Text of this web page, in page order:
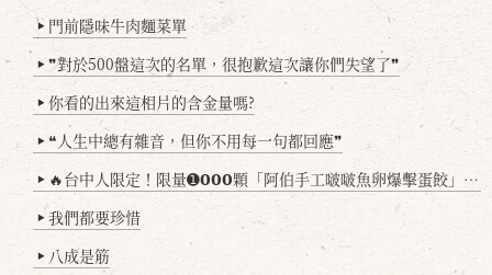
▶ 門前隱味牛肉麵菜單
▶ ❞對於500盤這次的名單，很抱歉這次讓你們失望了❞
▶ 你看的出來這相片的含金量嗎?
▶ ❝人生中總有雜音，但你不用每一句都回應❞
▶ 🔥台中人限定！限量➊𝟬𝟬𝟬顆「阿伯手工啵啵魚卵爆擊蛋餃」台北已被搶爆2萬顆，最後名額門前隱味只留給你！🥟💥
▶ 我們都要珍惜
▶ 八成是筋